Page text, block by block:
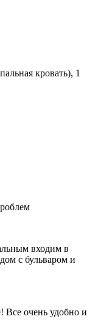
кровать), 1
входим в
с бульваром и
Все очень удобно и